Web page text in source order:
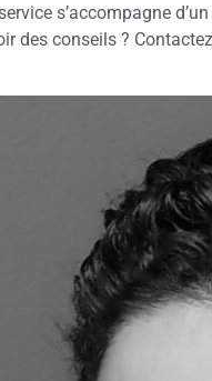
s’accompagne
des conseils ?